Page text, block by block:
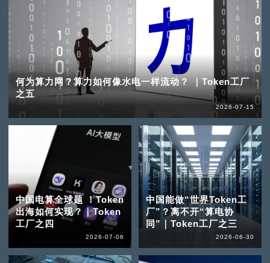
何为算力网？算力如何像水电一样流动？ ｜Token工厂
之五
2026-07-15
中国电算全球题 ！Token
出海如何实现？｜Token
工厂之四
2026-07-06
中国能做“世界Token工
厂”？离不开“算电协
同”｜Token工厂之三
2026-06-30